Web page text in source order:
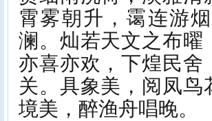
霄雾朝升，霭连游
澜。灿若天文之布曜
亦喜亦欢，下煌民舍
关。具象美，阅凤
境美，醉渔舟唱晚。